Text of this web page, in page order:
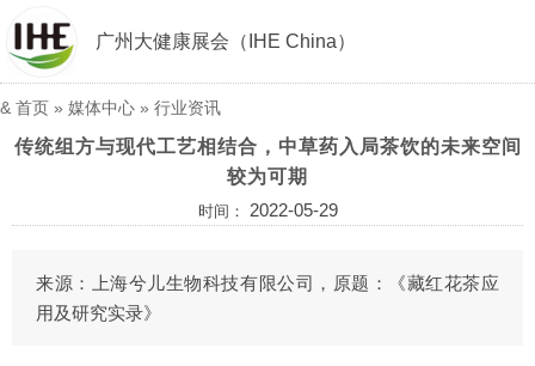
广州大健康展会（IHE China）
& 首页 » 媒体中心 » 行业资讯
传统组方与现代工艺相结合，中草药入局茶饮的未来空间
较为可期
时间： 2022-05-29
来源：上海兮儿生物科技有限公司，原题：《藏红花茶应
用及研究实录》